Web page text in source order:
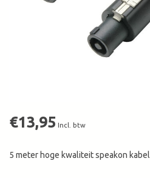
€13,95 Incl. btw
5 meter hoge kwaliteit speakon kabel